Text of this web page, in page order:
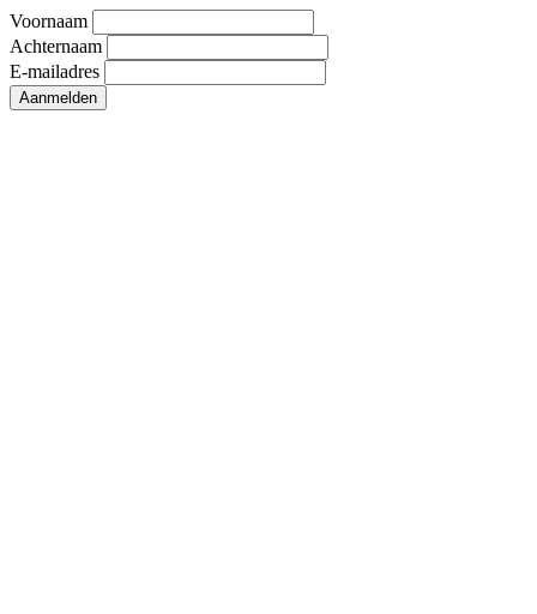
Voornaam
Achternaam
E-mailadres
Aanmelden